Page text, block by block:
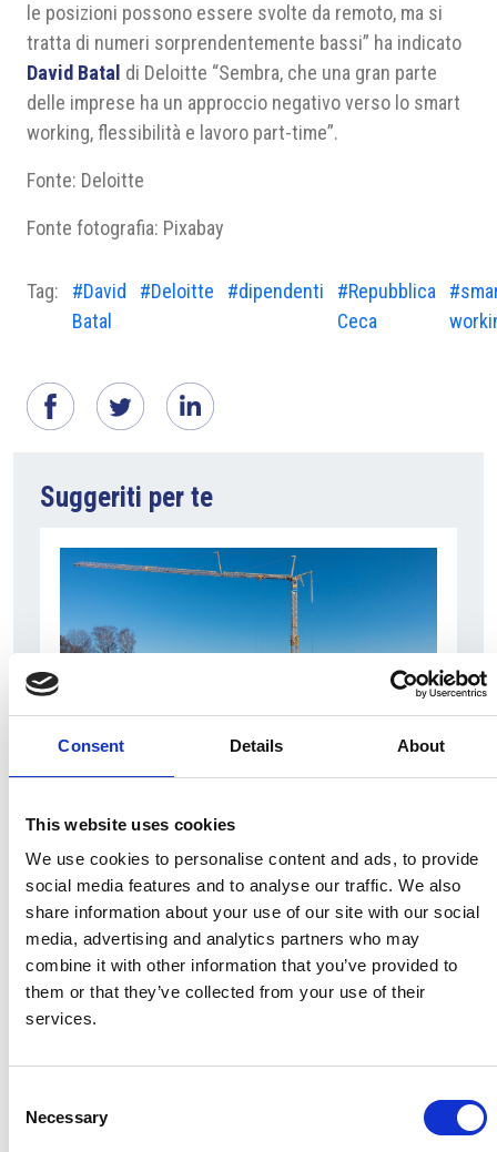
Consent Details About
This website uses cookies
We use cookies to personalise content and ads, to provide
social media features and to analyse our traffic. We also
share information about your use of our site with our social
media, advertising and analytics partners who may
combine it with other information that you’ve provided to
them or that they’ve collected from your use of their
services.
Selection
Necessary
le posizioni possono essere svolte da remoto, ma si
tratta di numeri sorprendentemente bassi” ha indicato
David Batal di Deloitte “Sembra, che una gran parte
delle imprese ha un approccio negativo verso lo smart
working, flessibilità e lavoro part-time”.
Fonte: Deloitte
Fonte fotografia: Pixabay
Tag:
#David
Batal
#Deloitte #dipendenti
#Repubblica
Ceca
Suggeriti per te
7 Agosto 2026
Nel primo semestre è aumentata fortemente la
Repubblica Ceca